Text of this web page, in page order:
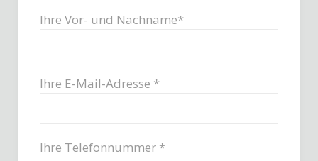
Ihre Vor- und Nachname*
Ihre E-Mail-Adresse *
Ihre Telefonnummer *